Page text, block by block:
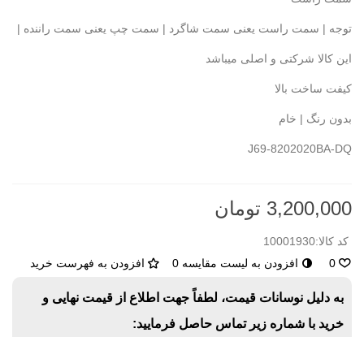
توجه | سمت راست یعنی سمت شاگرد | سمت چپ یعنی سمت راننده |
این کالا شرکتی و اصلی میباشد
کیفت ساخت بالا
بدون رنگ | خام
J69-8202020BA-DQ
3,200,000 تومان
کد کالا:10001930
0
افزودن به لیست مقایسه 0 افزودن به فهرست خرید
به دلیل نوسانات قیمت، لطفاً جهت اطلاع از قیمت نهایی و
خرید با شماره زیر تماس حاصل فرمایید: